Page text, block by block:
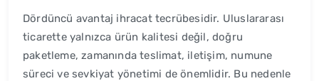
Dördüncü avantaj ihracat tecrübesidir. Uluslararası
ticarette yalnızca ürün kalitesi değil, doğru
paketleme, zamanında teslimat, iletişim, numune
süreci ve sevkiyat yönetimi de önemlidir. Bu nedenle